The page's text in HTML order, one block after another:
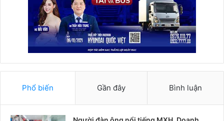
Phổ biến Gần đây Bình luận